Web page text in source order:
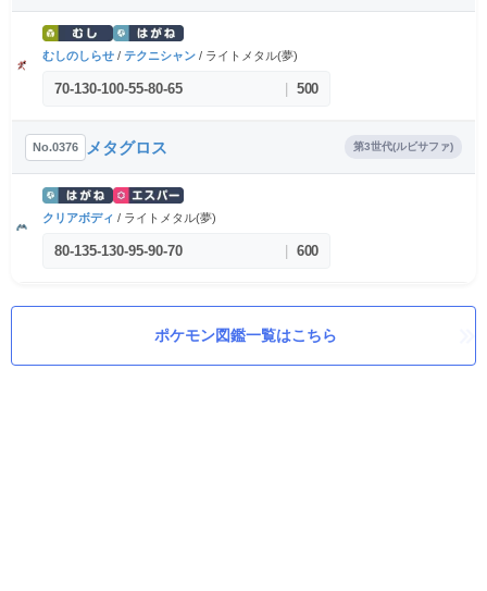
むしのしらせ / テクニシャン / ライトメタル(夢)
70-130-100-55-80-65 500
No.0376 メタグロス 第3世代(ルビサファ)
クリアボディ / ライトメタル(夢)
80-135-130-95-90-70 600
ポケモン図鑑一覧はこちら